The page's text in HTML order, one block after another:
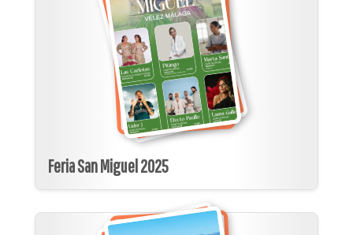
Feria San Miguel 2025